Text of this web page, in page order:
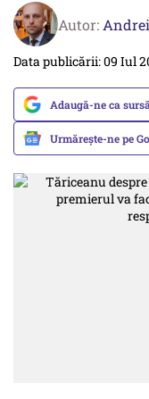
Autor:
Data publicării: 09 Iul
Adaugă-ne ca
Urmărește-ne pe